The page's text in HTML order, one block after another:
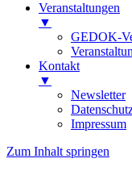
Veranstaltungen
▼
GEDOK-
Kontakt
▼
Newsletter
Impressum
Zum Inhalt springen